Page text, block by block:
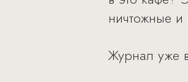
ничтожные
Журнал уже